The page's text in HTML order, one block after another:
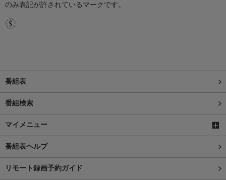
のみ表記が許されているマークです。
番組表
番組検索
マイメニュー
番組表ヘルプ
リモート録画予約ガイド